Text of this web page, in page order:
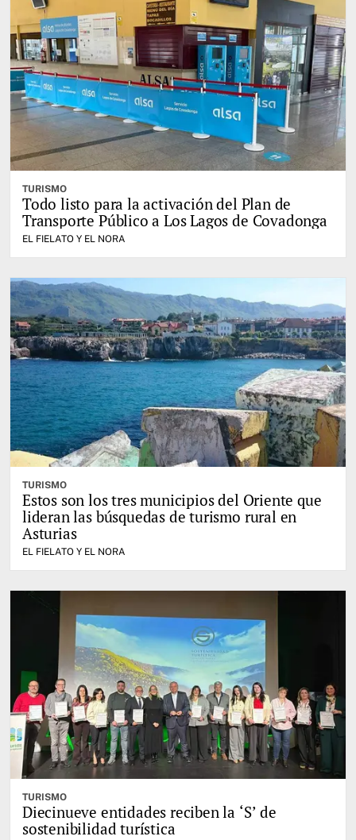
TURISMO
Todo listo para la activación del Plan de
Transporte Público a Los Lagos de Covadonga
EL FIELATO Y EL NORA
TURISMO
Estos son los tres municipios del Oriente que
lideran las búsquedas de turismo rural en
Asturias
EL FIELATO Y EL NORA
TURISMO
Diecinueve entidades reciben la ‘S’ de
sostenibilidad turística